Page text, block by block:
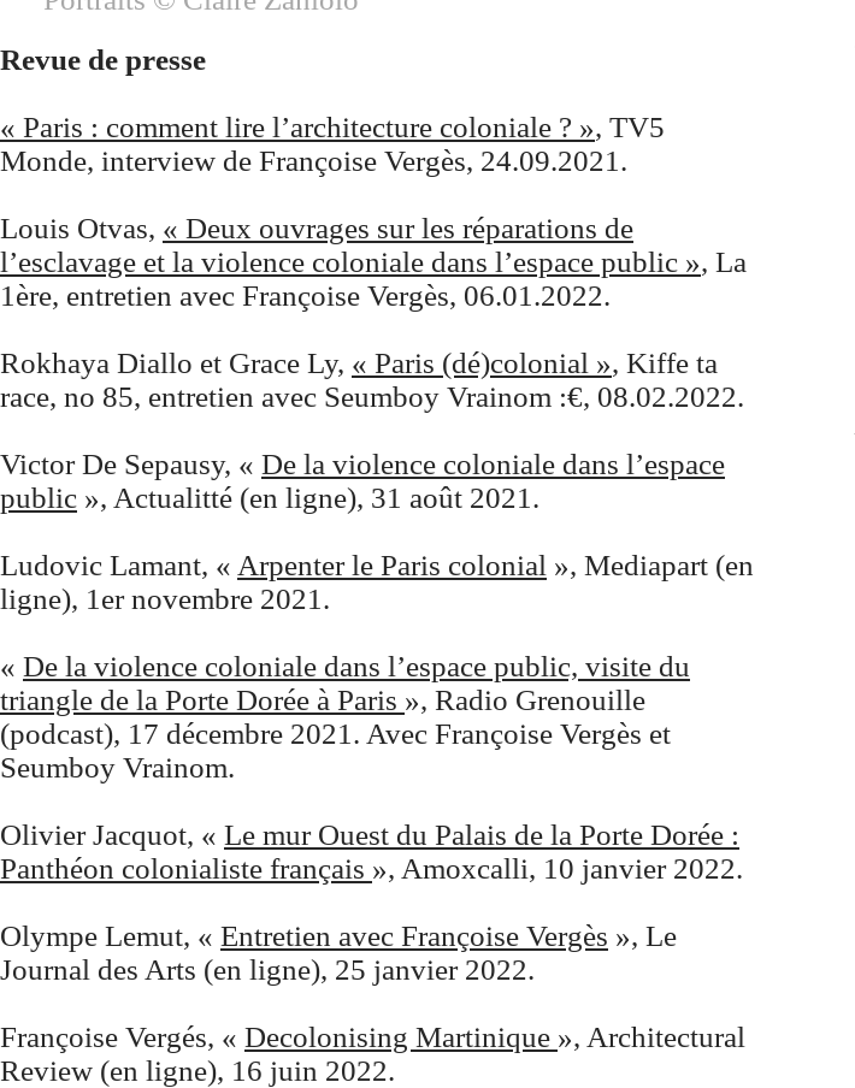
Revue de presse
« Paris : comment lire l’architecture coloniale ? », TV5
Monde, interview de Françoise Vergès, 24.09.2021.
Louis Otvas, « Deux ouvrages sur les réparations de
l’esclavage et la violence coloniale dans l’espace public », La
1ère, entretien avec Françoise Vergès, 06.01.2022.
Rokhaya Diallo et Grace Ly, « Paris (dé)colonial », Kiffe ta
race, no 85, entretien avec Seumboy Vrainom :€, 08.02.2022.
Victor De Sepausy, « De la violence coloniale dans l’espace
public », Actualitté (en ligne), 31 août 2021.
Ludovic Lamant, « Arpenter le Paris colonial », Mediapart (en
ligne), 1er novembre 2021.
« De la violence coloniale dans l’espace public, visite du
triangle de la Porte Dorée à Paris », Radio Grenouille
(podcast), 17 décembre 2021. Avec Françoise Vergès et
Seumboy Vrainom.
Olivier Jacquot, « Le mur Ouest du Palais de la Porte Dorée :
Panthéon colonialiste français », Amoxcalli, 10 janvier 2022.
Olympe Lemut, « Entretien avec Françoise Vergès », Le
Journal des Arts (en ligne), 25 janvier 2022.
Françoise Vergés, « Decolonising Martinique », Architectural
Review (en ligne), 16 juin 2022.